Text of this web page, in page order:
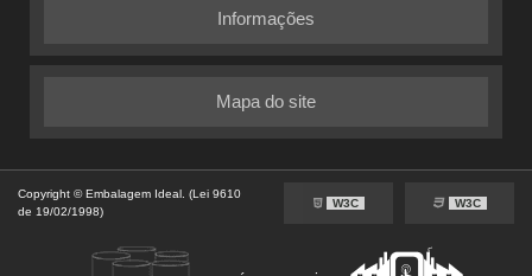
Informações
Mapa do site
Copyright © Embalagem Ideal. (Lei 9610
de 19/02/1998)
W3C W3C